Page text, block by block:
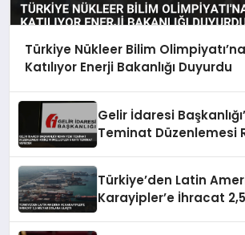
Türkiye Nükleer Bilim
Katılıyor Enerji Bakanlığı Duyurdu
Gelir İdaresi
Teminat Düzenlemesi
Türkiye’den Latin
Karayipler’e İhracat